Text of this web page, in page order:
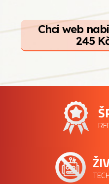
Chci web
245